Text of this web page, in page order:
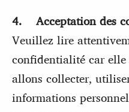
4. Acceptation des
Veuillez lire
confidentialité car
allons collecter,
informations